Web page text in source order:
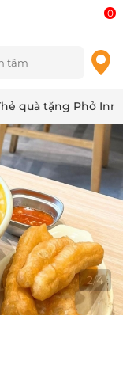
0
quà tặng Phở Inn
2/4